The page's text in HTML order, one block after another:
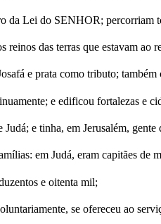
da Lei do SENHOR; percorriam
das terras que estavam ao
e prata como tributo;
e edificou fortalezas e
e tinha, em Jerusalém, gente
em Judá, eram capitães
e oitenta mil;
se ofereceu ao